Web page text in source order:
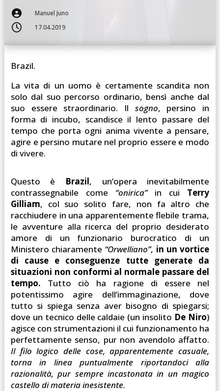
 Manuel Juno
 17.04.2019
Brazil.
La vita di un uomo è certamente scandita non
solo dal suo percorso ordinario, bensì anche dal
suo essere straordinario. Il sogno, persino in
forma di incubo, scandisce il lento passare del
tempo che porta ogni anima vivente a pensare,
agire e persino mutare nel proprio essere e modo
di vivere.
Questo è Brazil, un’opera inevitabilmente
contrassegnabile come “onirica”in cui Terry
Gilliam, col suo solito fare, non fa altro che
racchiudere in una apparentemente flebile trama,
le avventure alla ricerca del proprio desiderato
amore di un funzionario burocratico di un
Ministero chiaramente “Orwelliano”, in un vortice
di cause e conseguenze tutte generate da
situazioni non conformi al normale passare del
tempo. Tutto ciò ha ragione di essere nel
potentissimo agire dell’immaginazione, dove
tutto si spiega senza aver bisogno di spiegarsi;
dove un tecnico delle caldaie (un insolito De Niro)
agisce con strumentazioni il cui funzionamento ha
perfettamente senso, pur non avendolo affatto.
Il filo logico delle cose, apparentemente casuale,
torna in linea puntualmente riportandoci alla
razionalità, pur sempre incastonata in un magico
castello di materia inesistente.